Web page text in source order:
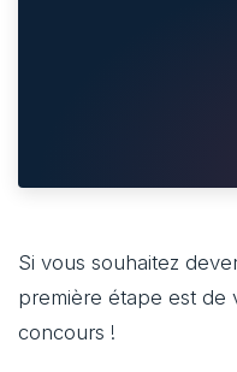
Si vous souhaitez
première étape est de
concours !